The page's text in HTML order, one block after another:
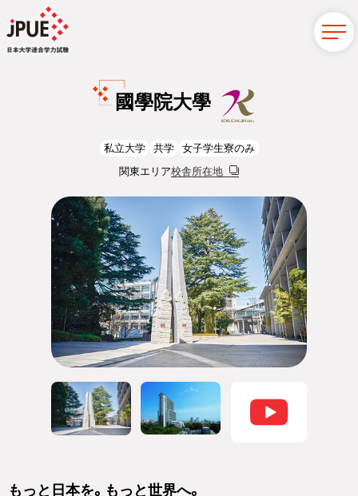
國學院大學
私立大学 共学 女子学生寮のみ
関東エリア校舎所在地
もっと日本を。もっと世界へ。